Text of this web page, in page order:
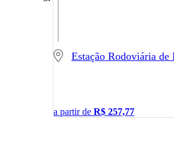
a partir de R$ 257,77